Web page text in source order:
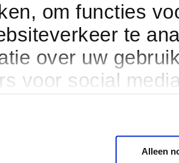
om functies
te
over uw
voor social
Alleen